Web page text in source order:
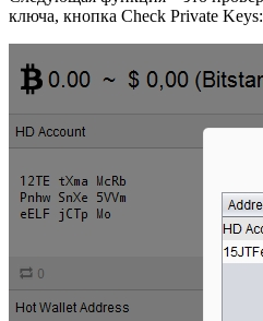
ключа, кнопка Check Private Keys: